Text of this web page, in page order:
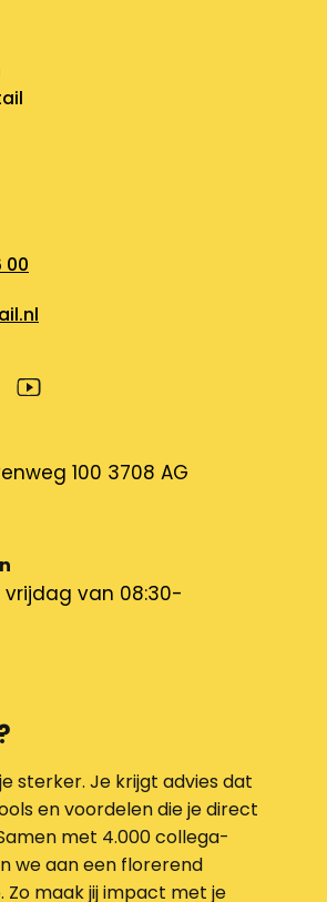
00
100 3708 AG
van 08:30-
sterker. Je krijgt advies dat
en voordelen die je direct
met 4.000 collega-
we aan een florerend
Zo maak jij impact met je